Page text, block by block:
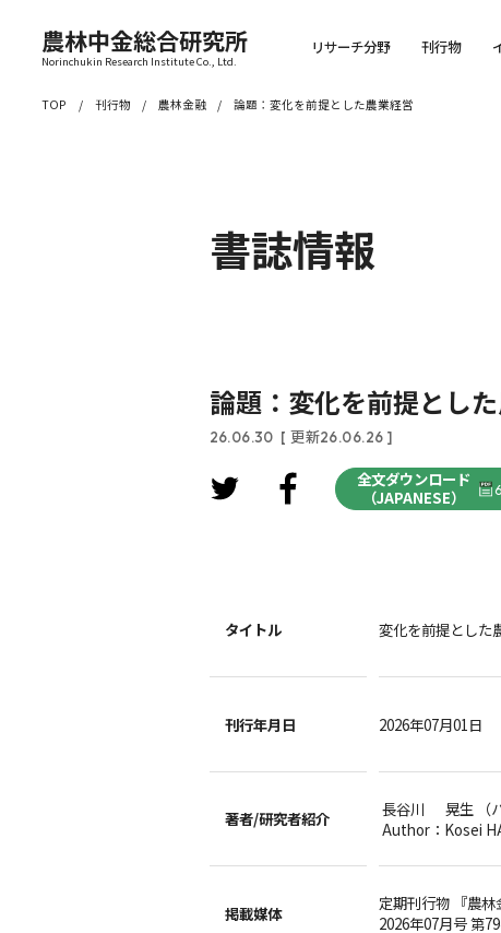
農林中金総合研究所
Norinchukin Research Institute Co., Ltd.
リサーチ分野 刊行物
TOP 刊行物 農林金融 論題：変化を前提とした農業経営
書誌情報
論題：変化を前提とし
26.06.30 [ 更新26.06.26 ]
全文ダウンロード
（JAPANESE）
タイトル 変化を前提とした
刊行年月日 2026年07月01日
著者/研究者紹介
長谷川 晃生 （
Author：Kosei
掲載媒体
定期刊行物 『農林
2026年07月号 第